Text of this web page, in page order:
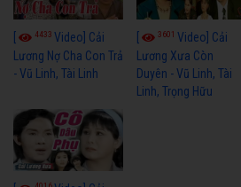
4433 Video] Cải
Lương Nợ Cha Con Trả
- Vũ Linh, Tài Linh
3601Video] Cải
Lương Xưa Còn
Duyên - Vũ Linh, Tài
Linh, Trọng Hữu